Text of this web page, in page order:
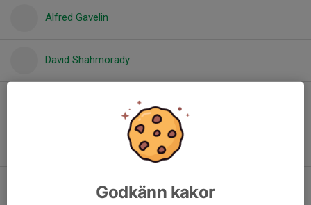
Alfred Gavelin
David Shahmorady
Enzo BustamanteGodkänn kakor